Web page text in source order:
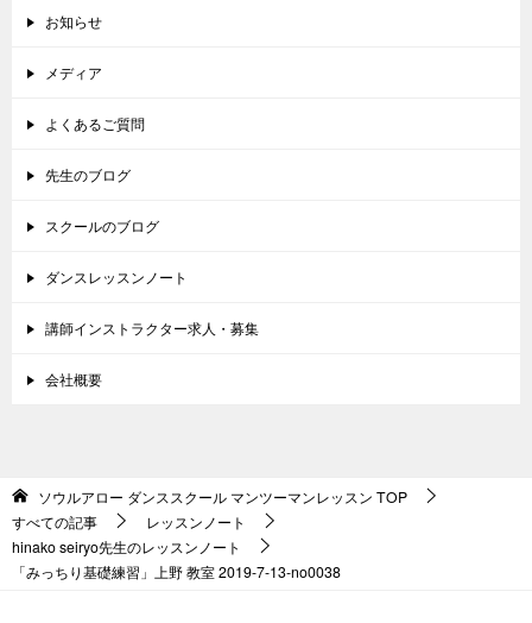
お知らせ
メディア
よくあるご質問
先生のブログ
スクールのブログ
ダンスレッスンノート
講師インストラクター求人・募集
会社概要
ソウルアロー ダンススクール マンツーマンレッスン TOP
すべての記事
レッスンノート
hinako seiryo先生のレッスンノート
「みっちり基礎練習」上野 教室 2019-7-13-no0038